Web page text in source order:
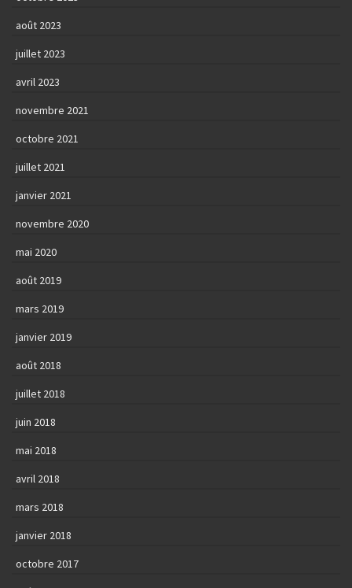
août 2023
juillet 2023
avril 2023
novembre 2021
octobre 2021
juillet 2021
janvier 2021
novembre 2020
mai 2020
août 2019
mars 2019
janvier 2019
août 2018
juillet 2018
juin 2018
mai 2018
avril 2018
mars 2018
janvier 2018
octobre 2017